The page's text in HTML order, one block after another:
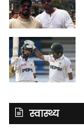
स्वास्थ्य